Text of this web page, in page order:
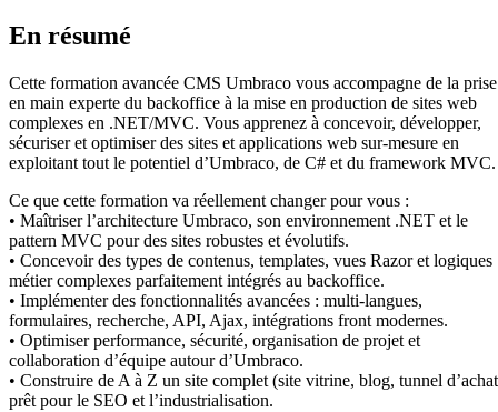
En résumé
Cette formation avancée CMS Umbraco vous accompagne de la prise
en main experte du backoffice à la mise en production de sites web
complexes en .NET/MVC. Vous apprenez à concevoir, développer,
sécuriser et optimiser des sites et applications web sur-mesure en
exploitant tout le potentiel d’Umbraco, de C# et du framework MVC.
Ce que cette formation va réellement changer pour vous :
• Maîtriser l’architecture Umbraco, son environnement .NET et le
pattern MVC pour des sites robustes et évolutifs.
• Concevoir des types de contenus, templates, vues Razor et logiques
métier complexes parfaitement intégrés au backoffice.
• Implémenter des fonctionnalités avancées : multi-langues,
formulaires, recherche, API, Ajax, intégrations front modernes.
• Optimiser performance, sécurité, organisation de projet et
collaboration d’équipe autour d’Umbraco.
• Construire de A à Z un site complet (site vitrine, blog, tunnel
prêt pour le SEO et l’industrialisation.